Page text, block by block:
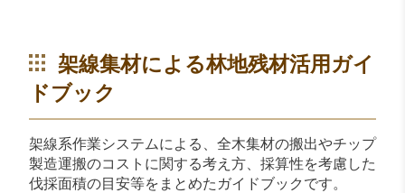
架線集材による林地残材活用ガイ
ドブック
架線系作業システムによる、全木集材の搬出やチップ
製造運搬のコストに関する考え方、採算性を考慮した
伐採面積の目安等をまとめたガイドブックです。